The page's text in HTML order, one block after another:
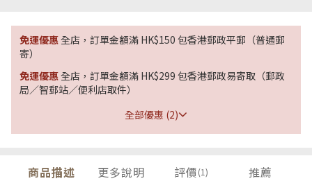
免運優惠全店，訂單金額滿 HK$150 包香港郵政平郵（普通郵
寄）
免運優惠全店，訂單金額滿 HK$299 包香港郵政易寄取（郵政
局／智郵站／便利店取件）
全部優惠 (2)
商品描述 更多說明 評價(1) 推薦